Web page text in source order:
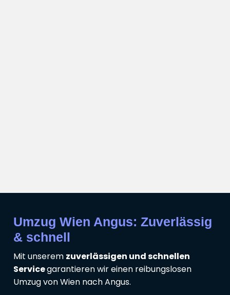
Umzug Wien Angus: Zuverlässig
& schnell
Mit unserem zuverlässigen und schnellen
Servicegarantieren wir einen reibungslosen
Umzug von Wien nach Angus.